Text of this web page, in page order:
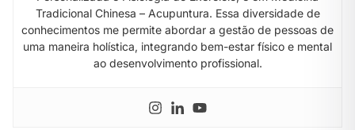
Tradicional Chinesa – Acupuntura. Essa diversidade de
conhecimentos me permite abordar a gestão de pessoas de
uma maneira holística, integrando bem-estar físico e mental
ao desenvolvimento profissional.